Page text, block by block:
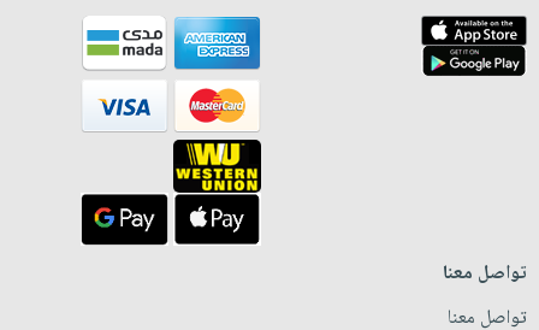
تواصل معنا
تواصل معنا